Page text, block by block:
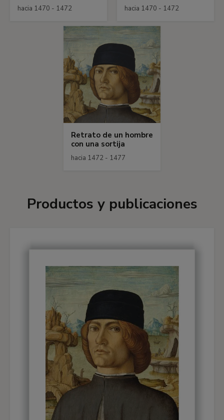
hacia 1470 - 1472 hacia 1470 - 1472
Retrato de un hombre
con una sortija
hacia 1472 - 1477
Productos y publicaciones